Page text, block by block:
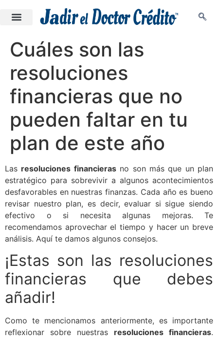
Cuáles son las
resoluciones
financieras que no
pueden faltar en tu
plan de este año
Las resoluciones financierasno son más que un plan
estratégico para sobrevivir a algunos acontecimientos
desfavorables en nuestras finanzas. Cada año es bueno
revisar nuestro plan, es decir, evaluar si sigue siendo
efectivo o si necesita algunas mejoras. Te
recomendamos aprovechar el tiempo y hacer un breve
análisis. Aquí te damos algunos consejos.
¡Estas son las resoluciones
financieras que debes
añadir!
Como te mencionamos anteriormente, es importante
reflexionar sobre nuestras resoluciones financieras.